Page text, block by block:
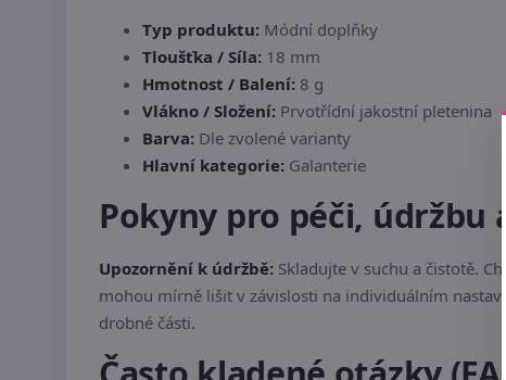
Typ produktu: Módní doplňky
Tloušťka / Síla: 18 mm
Hmotnost / Balení: 8 g
Vlákno / Složení: Prvotřídní jakostní pletenina
Barva: Dle zvolené varianty
Hlavní kategorie: Galanterie
Pokyny pro péči, údržbu
Upozornění k údržbě: Skladujte v suchu a čistotě.
mohou mírně lišit v závislosti na individuálním
drobné části.